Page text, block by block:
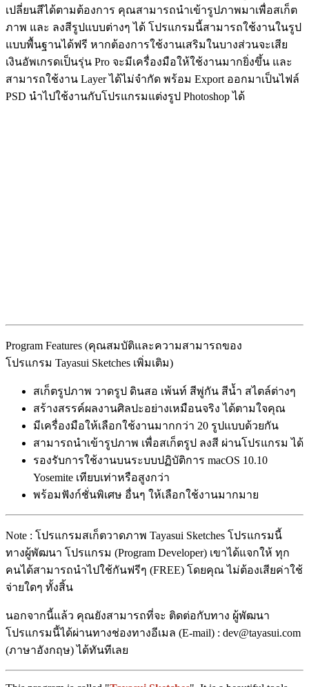
เปลี่ยนสีได้ตามต้องการ คุณสามารถนำเข้ารูปภาพมาเพื่อสเก็ต
ภาพ และ ลงสีรูปแบบต่างๆ ได้ โปรแกรมนี้สามารถใช้งานในรูป
แบบพื้นฐานได้ฟรี หากต้องการใช้งานเสริมในบางส่วนจะเสีย
เงินอัพเกรดเป็นรุ่น Pro จะมีเครื่องมือให้ใช้งานมากยิ่งขึ้น และ
สามารถใช้งาน Layer ได้ไม่จำกัด พร้อม Export ออกมาเป็นไฟล์
PSD นำไปใช้งานกับโปรแกรมแต่งรูป Photoshop ได้
Program Features (คุณสมบัติและความสามารถของ
โปรแกรม Tayasui Sketches เพิ่มเติม)
สเก็ตรูปภาพ วาดรูป ดินสอ เพ้นท์ สีพู่กัน สีน้ำ สไตล์ต่างๆ
สร้างสรรค์ผลงานศิลปะอย่างเหมือนจริง ได้ตามใจคุณ
มีเครื่องมือให้เลือกใช้งานมากกว่า 20 รูปแบบด้วยกัน
สามารถนำเข้ารูปภาพ เพื่อสเก็ตรูป ลงสี ผ่านโปรแกรม ได้
รองรับการใช้งานบนระบบปฏิบัติการ macOS 10.10
Yosemite เทียบเท่าหรือสูงกว่า
พร้อมฟังก์ชั่นพิเศษ อื่นๆ ให้เลือกใช้งานมากมาย
Note : โปรแกรมสเก็ตวาดภาพ Tayasui Sketches โปรแกรมนี้
ทางผู้พัฒนา โปรแกรม (Program Developer) เขาได้แจกให้ ทุก
คนได้สามารถนำไปใช้กันฟรีๆ (FREE) โดยคุณ ไม่ต้องเสียค่าใช้
จ่ายใดๆ ทั้งสิ้น
นอกจากนี้แล้ว คุณยังสามารถที่จะ ติดต่อกับทาง ผู้พัฒนา
โปรแกรมนี้ได้ผ่านทางช่องทางอีเมล (E-mail) : dev@tayasui.com
(ภาษาอังกฤษ) ได้ทันทีเลย